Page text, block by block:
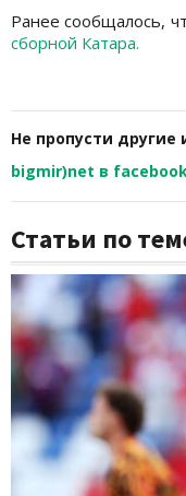
Ранее сообщалось,
сборной Катара.
Не пропусти
bigmir)net в
Статьи по